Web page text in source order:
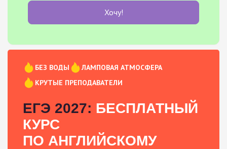
Хочу!
БЕЗ ВОДЫ
ЛАМПОВАЯ АТМОСФЕРА
КРУТЫЕ ПРЕПОДАВАТЕЛИ
ЕГЭ 2027: БЕСПЛАТНЫЙ
КУРС
ПО АНГЛИЙСКОМУ